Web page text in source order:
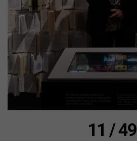
11 / 49